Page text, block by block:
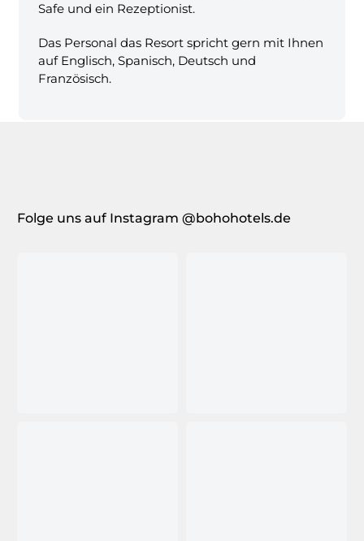
Safe und ein Rezeptionist.
Das Personal das Resort spricht gern mit Ihnen
auf Englisch, Spanisch, Deutsch und
Französisch.
Folge uns auf Instagram @bohohotels.de